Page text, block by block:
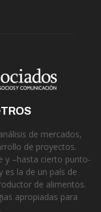
de mercados,
de proyectos.
y –hasta cierto punto-
es la de un país de
de alimentos.
apropiadas para